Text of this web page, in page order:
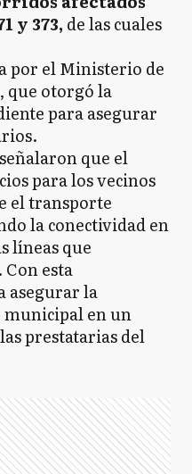
y 373, de las cuales
por el Ministerio de
que otorgó la
para asegurar
que el
para los vecinos
el transporte
la conectividad en
líneas que
esta
asegurar la
en un
prestatarias del